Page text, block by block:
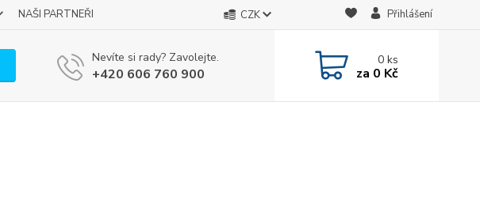
NAŠI PARTNEŘI CZK Přihlášení
Nevíte si rady? Zavolejte.
+420 606 760 900
0ks
za 0 Kč